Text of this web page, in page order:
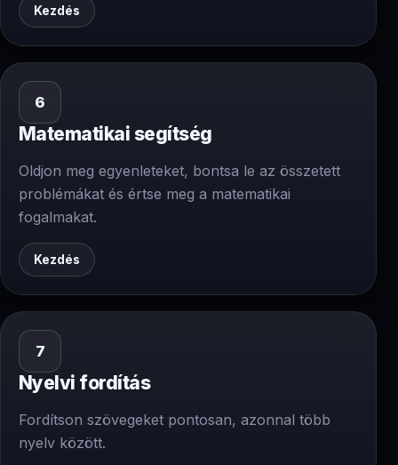
Kezdés
6
Matematikai segítség
Oldjon meg egyenleteket, bontsa le az összetett
problémákat és értse meg a matematikai
fogalmakat.
Kezdés
7
Nyelvi fordítás
Fordítson szövegeket pontosan, azonnal több
nyelv között.